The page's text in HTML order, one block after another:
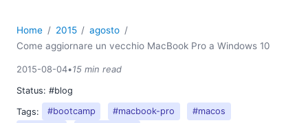
Home 2015
agosto
Come aggiornare un vecchio MacBook Pro a Windows 10
2015-08-04•15 min read
Status: #blog
Tags:
#bootcamp #macbook-pro
#macos